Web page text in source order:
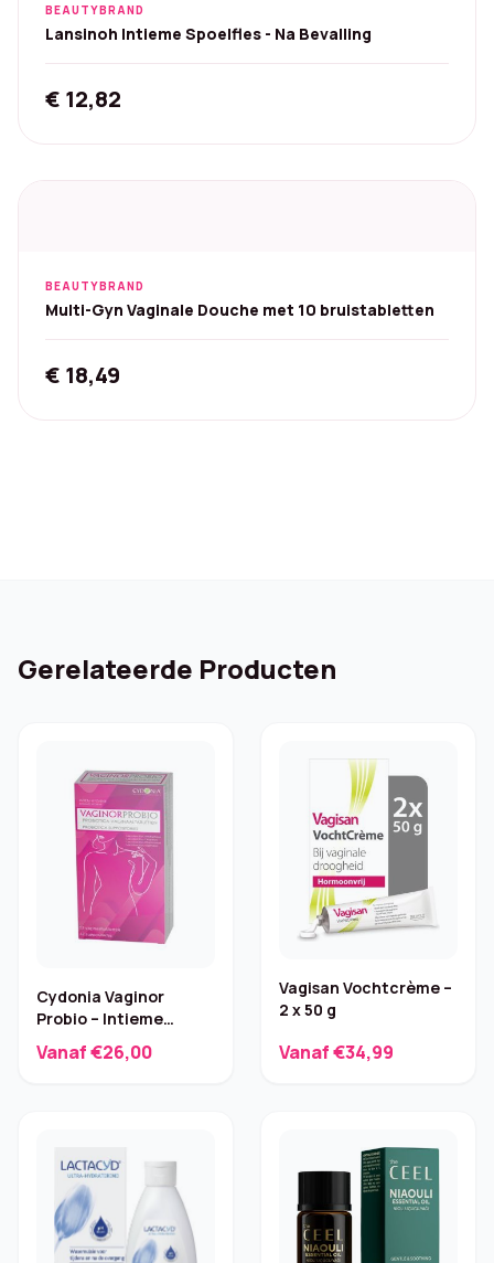
BEAUTYBRAND
Lansinoh Intieme Spoelfles - Na Bevalling
€ 12,82
BEAUTYBRAND
Multi-Gyn Vaginale Douche met 10 bruistabletten
€ 18,49
Gerelateerde Producten
Cydonia Vaginor
Probio – Intieme
Probiotica
(lactobacillen)
Vanaf €26,00
Vagisan Vochtcrème –
2 x 50 g
Vanaf €34,99